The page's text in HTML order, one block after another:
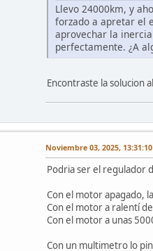
Llevo 24000km, y
forzado a apretar el
aprovechar la
perfectamente. ¿A
Encontraste la solucion
Noviembre 03, 2025,
Podria ser el regulador
Con el motor apagado,
Con el motor a ralentí
Con el motor a unas
Con un multimetro lo